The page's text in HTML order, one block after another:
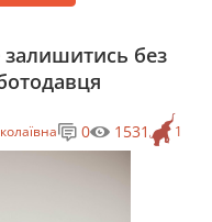
залишитись без
1
0 1531